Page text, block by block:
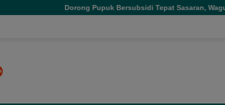
Pupuk Bersubsidi Tepat Sasaran, Wagub Malut Tekankan